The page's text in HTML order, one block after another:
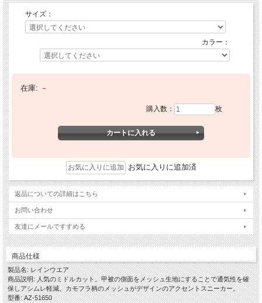
サイズ：
カラー：
在庫: －
購入数： 枚
お気に入りに追加済
返品についての詳細はこちら
お問い合わせ
友達にメールですすめる
商品仕様
製品名: レインウエア
商品説明: 人気のミドルカット。甲被の側面をメッシュ生地にすることで通気性を確
保しアシムレ軽減。カモフラ柄のメッシュがデザインのアクセントスニーカー。
型番: AZ-51650